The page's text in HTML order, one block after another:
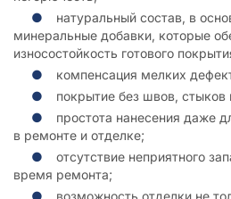
натуральный состав, в
минеральные добавки, которые
износостойкость готового
компенсация мелких
покрытие без швов,
простота нанесения даже
в ремонте и отделке;
отсутствие неприятного
время ремонта;
возможность отделки не